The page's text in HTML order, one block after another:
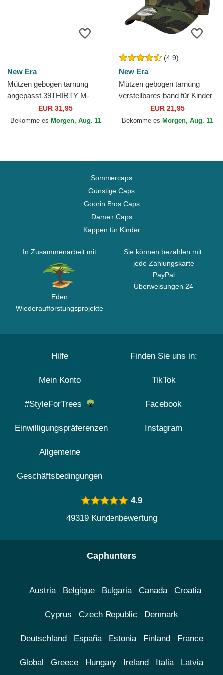
New Era
Mützen gebogen tarnung
angepasst 39THIRTY M-
Crown A Frame Realtree der
New York Yankees MLB
EUR 31,95
Bekomme es Morgen, Aug. 11
(4.9)
New Era
Mützen gebogen tarnung
verstellbares band für Kinder
9FORTY League Essential
der New York Yankees...
EUR 21,95
Bekomme es Morgen, Aug. 11
Sommercaps
Günstige Caps
Goorin Bros Caps
Damen Caps
Kappen für Kinder
In Zusammenarbeit mit
Eden
Wiederaufforstungsprojekte
Sie können bezahlen mit:
jede Zahlungskarte
PayPal
Überweisungen 24
Hilfe
Mein Konto
#StyleForTrees
Einwilligungspräferenzen
Allgemeine
Geschäftsbedingungen
Finden Sie uns in:
TikTok
Facebook
Instagram
4.9
49319 Kundenbewertung
Caphunters
Austria Belgique Bulgaria Canada Croatia
Cyprus Czech Republic Denmark
Deutschland España Estonia Finland France
Global Greece Hungary Ireland Italia Latvia